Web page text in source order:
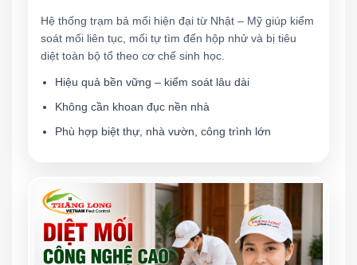
Hệ thống trạm bả mối hiện đại từ Nhật – Mỹ giúp kiểm
soát mối liên tục, mối tự tìm đến hộp nhử và bị tiêu
diệt toàn bộ tổ theo cơ chế sinh học.
Hiệu quả bền vững – kiểm soát lâu dài
Không cần khoan đục nền nhà
Phù hợp biệt thự, nhà vườn, công trình lớn